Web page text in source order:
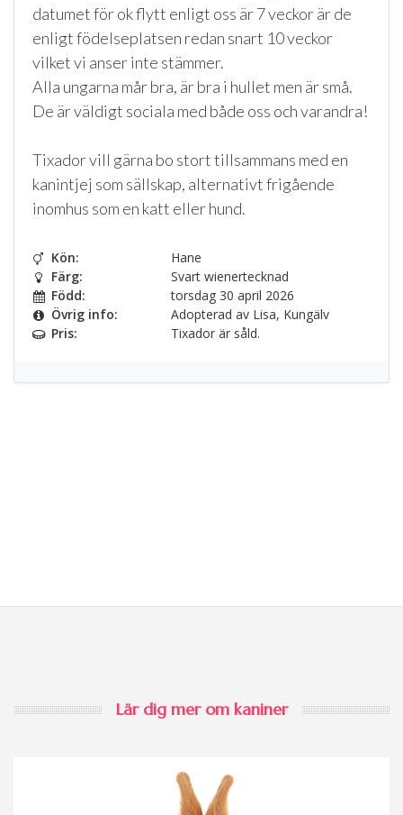
datumet för ok flytt enligt oss är 7 veckor är de
enligt födelseplatsen redan snart 10 veckor
vilket vi anser inte stämmer.
Alla ungarna mår bra, är bra i hullet men är små.
De är väldigt sociala med både oss och varandra!
Tixador vill gärna bo stort tillsammans med en
kanintjej som sällskap, alternativt frigående
inomhus som en katt eller hund.
Kön:
Hane
Färg:
Svart wienertecknad
Född:
torsdag 30 april 2026
Övrig info:
Adopterad av Lisa, Kungälv
Pris:
Tixador är såld.
Lär dig mer om kaniner